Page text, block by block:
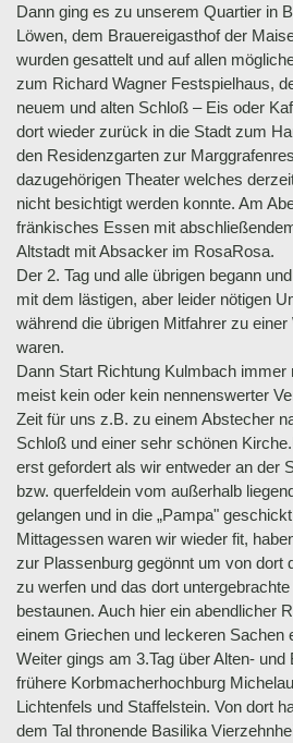
Dann ging es zu unserem Quartier in
Löwen, dem Brauereigasthof der
wurden gesattelt und auf allen
zum Richard Wagner Festspielhaus,
neuem und alten Schloß – Eis oder
dort wieder zurück in die Stadt zum
den Residenzgarten zur
dazugehörigen Theater welches
nicht besichtigt werden konnte. Am
fränkisches Essen mit
Altstadt mit Absacker im RosaRosa.
Der 2. Tag und alle übrigen begann
mit dem lästigen, aber leider nötigen
während die übrigen Mitfahrer zu
waren.
Dann Start Richtung Kulmbach immer
meist kein oder kein nennenswerter
Zeit für uns z.B. zu einem Abstecher
Schloß und einer sehr schönen
erst gefordert als wir entweder an der
bzw. querfeldein vom außerhalb
gelangen und in die „Pampa"
Mittagessen waren wir wieder fit,
zur Plassenburg gegönnt um von dort
zu werfen und das dort
bestaunen. Auch hier ein abendlicher
einem Griechen und leckeren Sachen
Weiter gings am 3.Tag über Alten-
frühere Korbmacherhochburg
Lichtenfels und Staffelstein. Von dort
dem Tal thronende Basilika